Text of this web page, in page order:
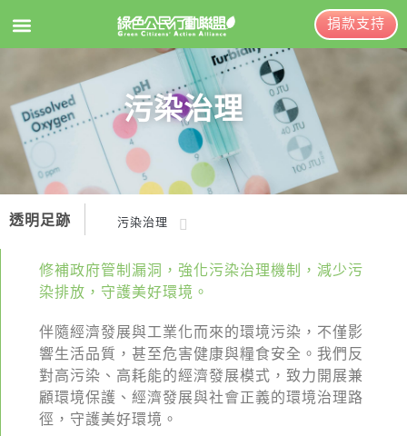
關於綠盟
綠盟簡介
大事記
綠盟團隊
聯絡資訊
捐款徵信
年度報告與財報
綠盟倡議
捐款支持
污染治理
透明足跡 污染治理
產業轉型
開放政府
修補政府管制漏洞，強化污染治理機制，減少污
染排放，守護美好環境。
伴隨經濟發展與工業化而來的環境污染，不僅影
響生活品質，甚至危害健康與糧食安全。我們反
對高污染、高耗能的經濟發展模式，致力開展兼
顧環境保護、經濟發展與社會正義的環境治理路
徑，守護美好環境。